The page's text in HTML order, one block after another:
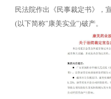
民法院作出《民事裁定书》，
(以下简称"康美实业")破产。